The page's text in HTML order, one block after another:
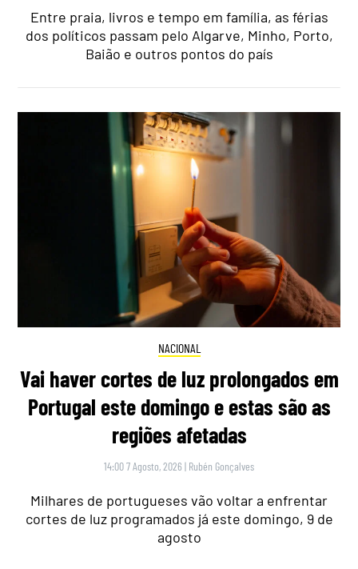
Entre praia, livros e tempo em família, as férias
dos políticos passam pelo Algarve, Minho, Porto,
Baião e outros pontos do país
NACIONAL
Vai haver cortes de luz prolongados em
Portugal este domingo e estas são as
regiões afetadas
14:00 7 Agosto, 2026 | Rubén Gonçalves
Milhares de portugueses vão voltar a enfrentar
cortes de luz programados já este domingo, 9 de
agosto